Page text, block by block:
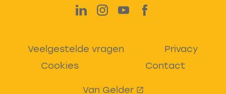
Veelgestelde vragen
Privacy
Cookies
Contact
Van Gelder